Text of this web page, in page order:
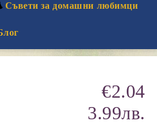
Съвети за домашни любимци
€2.04
3.99лв.